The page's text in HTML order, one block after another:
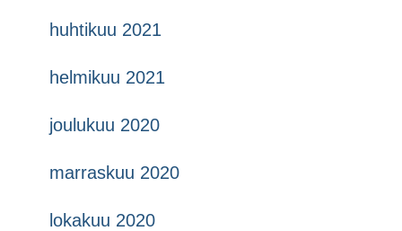
huhtikuu 2021
helmikuu 2021
joulukuu 2020
marraskuu 2020
lokakuu 2020